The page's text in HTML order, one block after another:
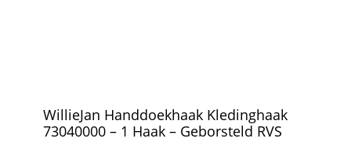
WillieJan Handdoekhaak Kledinghaak
73040000 – 1 Haak – Geborsteld RVS